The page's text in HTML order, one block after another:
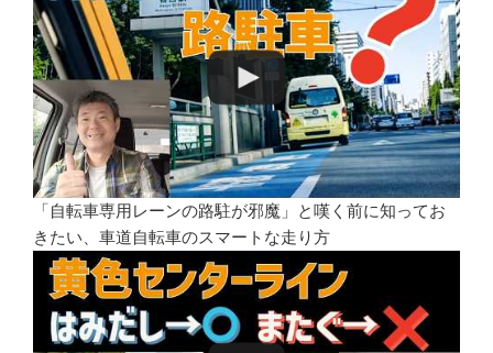
「自転車専用レーンの路駐が邪魔」と嘆く前に知ってお
きたい、車道自転車のスマートな走り方